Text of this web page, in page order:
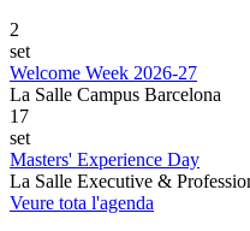
2
set
Welcome Week 2026-27
La Salle Campus Barcelona
17
set
Masters' Experience Day
La Salle Executive &
Veure tota l'agenda